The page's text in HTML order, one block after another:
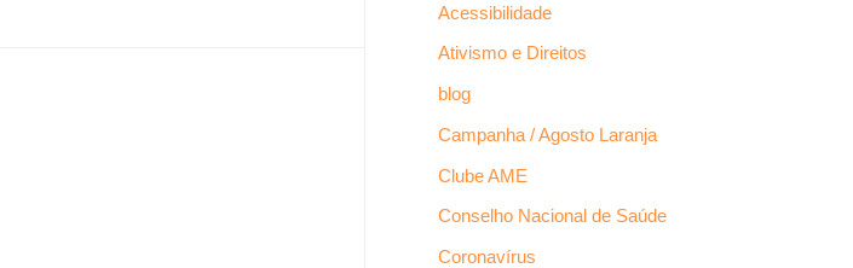
Acessibilidade
Ativismo e Direitos
blog
Campanha / Agosto Laranja
Clube AME
Conselho Nacional de Saúde
Coronavírus